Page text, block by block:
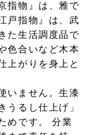
指物』は、雅で
戸指物』は、武
た生活調度品で
色合いなど木本
上がりを身上と
いません。生漆
るし仕上げ」
めです。 分業